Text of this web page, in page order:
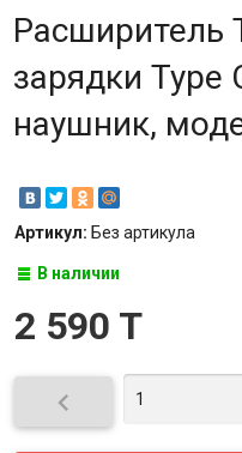
Расширитель
зарядки Type
наушник,
Артикул: Без артикула
В наличии
2 590 T
